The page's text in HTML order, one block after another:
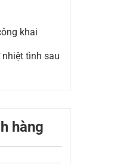
khai
tình sau
hàng